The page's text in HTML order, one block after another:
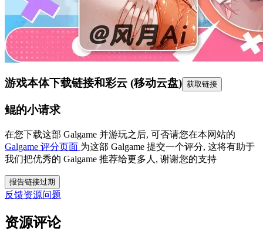
游戏本体下载链接和彩云 (移动云盘) 获取链接
鲲的小请求
在您下载这部 Galgame 并游玩之后, 可否请您在本网站的
Galgame 评分页面 为这部 Galgame 提交一个评分, 这将有助于
我们把优秀的 Galgame 推荐给更多人, 谢谢您的支持
报告链接过期
反馈资源问题
资源评论